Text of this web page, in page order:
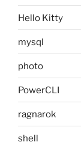
Hello Kitty
mysql
photo
PowerCLI
ragnarok
shell